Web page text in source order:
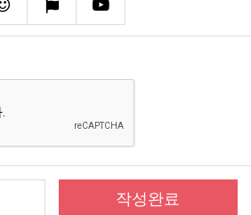
이모티콘폰트어썸동영상
작성완료